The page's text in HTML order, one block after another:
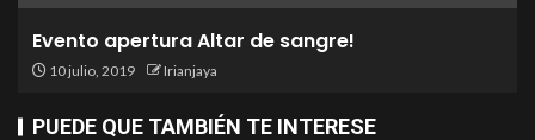
Evento apertura Altar de sangre!
10 julio, 2019 Irianjaya
PUEDE QUE TAMBIÉN TE INTERESE